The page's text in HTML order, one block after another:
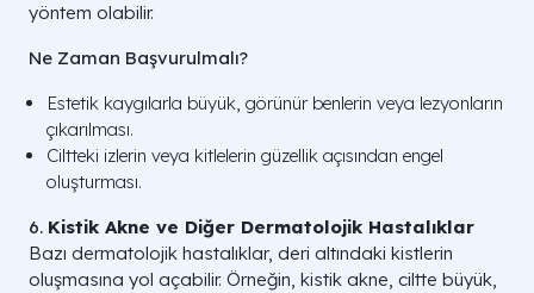
yöntem olabilir.
Ne Zaman Başvurulmalı?
Estetik kaygılarla büyük, görünür benlerin veya lezyonların
çıkarılması.
Ciltteki izlerin veya kitlelerin güzellik açısından engel
oluşturması.
6. Kistik Akne ve Diğer Dermatolojik Hastalıklar
Bazı dermatolojik hastalıklar, deri altındaki kistlerin
oluşmasına yol açabilir. Örneğin, kistik akne, ciltte büyük,